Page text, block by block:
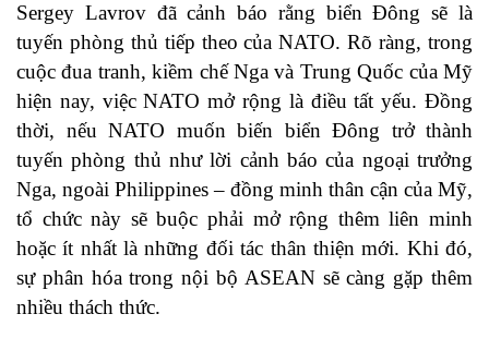
Sergey Lavrov đã cảnh báo rằng biển Đông sẽ là
tuyến phòng thủ tiếp theo của NATO. Rõ ràng, trong
cuộc đua tranh, kiềm chế Nga và Trung Quốc của Mỹ
hiện nay, việc NATO mở rộng là điều tất yếu. Đồng
thời, nếu NATO muốn biến biển Đông trở thành
tuyến phòng thủ như lời cảnh báo của ngoại trưởng
Nga, ngoài Philippines – đồng minh thân cận của Mỹ,
tổ chức này sẽ buộc phải mở rộng thêm liên minh
hoặc ít nhất là những đối tác thân thiện mới. Khi đó,
sự phân hóa trong nội bộ ASEAN sẽ càng gặp thêm
nhiều thách thức.